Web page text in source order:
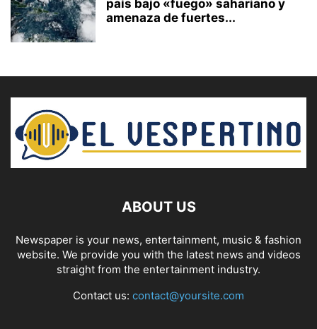
país bajo «fuego» sahariano y
amenaza de fuertes...
ABOUT US
Newspaper is your news, entertainment, music & fashion
website. We provide you with the latest news and videos
straight from the entertainment industry.
Contact us: contact@yoursite.com